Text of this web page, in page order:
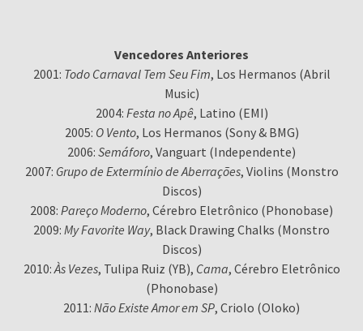
Vencedores Anteriores
2001: Todo Carnaval Tem Seu Fim, Los Hermanos (Abril
Music)
2004: Festa no Apê, Latino (EMI)
2005: O Vento, Los Hermanos (Sony & BMG)
2006: Semáforo, Vanguart (Independente)
2007: Grupo de Extermínio de Aberrações, Violins (Monstro
Discos)
2008: Pareço Moderno, Cérebro Eletrônico (Phonobase)
2009: My Favorite Way, Black Drawing Chalks (Monstro
Discos)
2010: Às Vezes, Tulipa Ruiz (YB), Cama, Cérebro Eletrônico
(Phonobase)
2011: Não Existe Amor em SP, Criolo (Oloko)